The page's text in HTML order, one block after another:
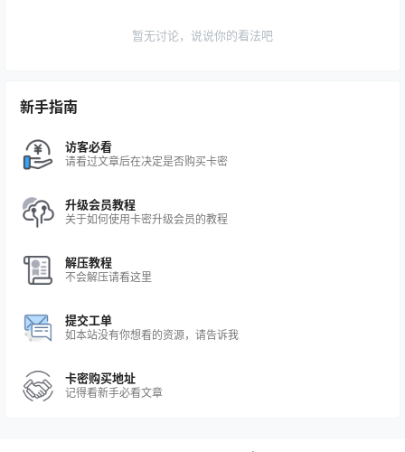
暂无讨论，说说你的看法吧
新手指南
访客必看
请看过文章后在决定是否购买卡密
升级会员教程
关于如何使用卡密升级会员的教程
解压教程
不会解压请看这里
提交工单
如本站没有你想看的资源，请告诉我
卡密购买地址
记得看新手必看文章